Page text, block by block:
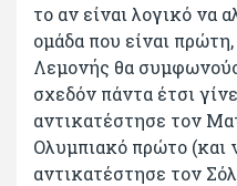
το αν είναι λογικό να
ομάδα που είναι πρώτη,
Λεμονής θα
σχεδόν πάντα έτσι
αντικατέστησε τον
Ολυμπιακό πρώτο (και
αντικατέστησε τον